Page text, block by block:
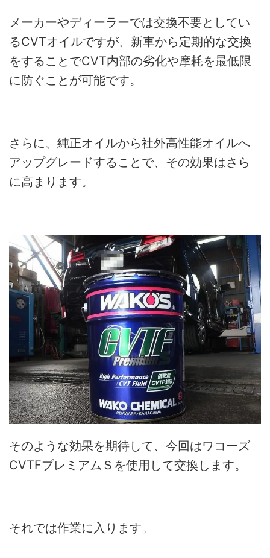
メーカーやディーラーでは交換不要としてい
るCVTオイルですが、新車から定期的な交換
をすることでCVT内部の劣化や摩耗を最低限
に防ぐことが可能です。
さらに、純正オイルから社外高性能オイルへ
アップグレードすることで、その効果はさら
に高まります。
そのような効果を期待して、今回はワコーズ
CVTFプレミアムＳを使用して交換します。
それでは作業に入ります。